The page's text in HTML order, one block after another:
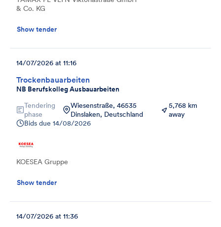
& Co. KG
Show tender
Trockenbauarbeiten
NB Berufskolleg Ausbauarbeiten
14/07/2026 at 11:16
Tendering
phase
Wiesenstraße, 46535
Dinslaken, Deutschland
5,768 km
away
Bids due 14/08/2026
KOESEA Gruppe
Show tender
14/07/2026 at 11:36